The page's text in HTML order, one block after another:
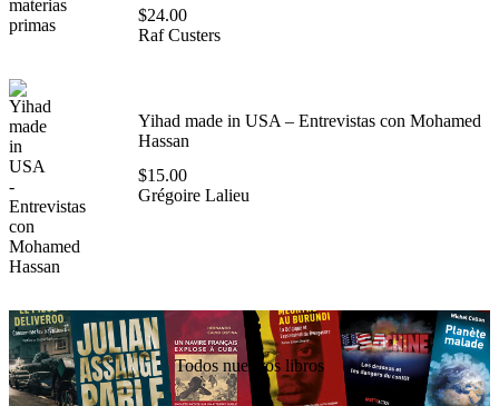
$24.00
Raf Custers
Yihad made in USA – Entrevistas con Mohamed
Hassan
$15.00
Grégoire Lalieu
Todos nuestros libros